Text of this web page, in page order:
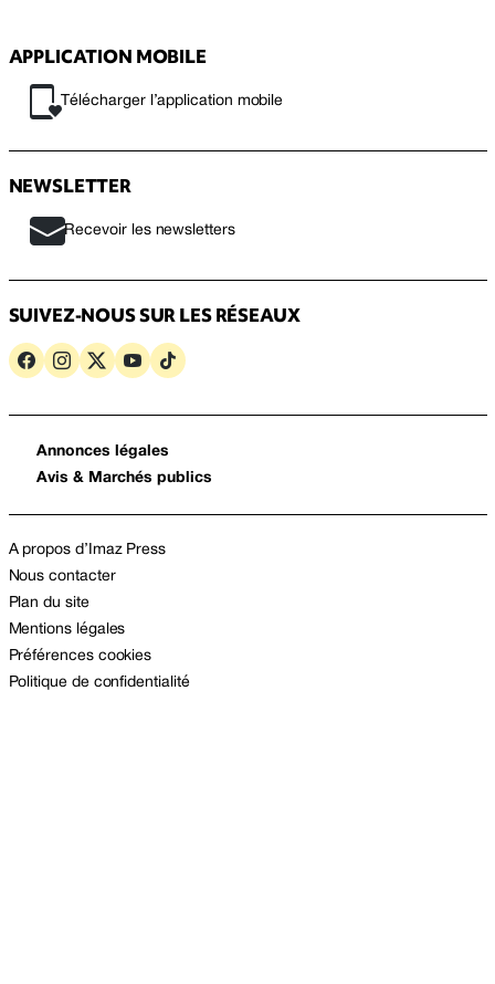
APPLICATION MOBILE
Télécharger l’application mobile
NEWSLETTER
Recevoir les newsletters
SUIVEZ-NOUS SUR LES RÉSEAUX
Annonces légales
Avis & Marchés publics
A propos d’Imaz Press
Nous contacter
Plan du site
Mentions légales
Préférences cookies
Politique de confidentialité